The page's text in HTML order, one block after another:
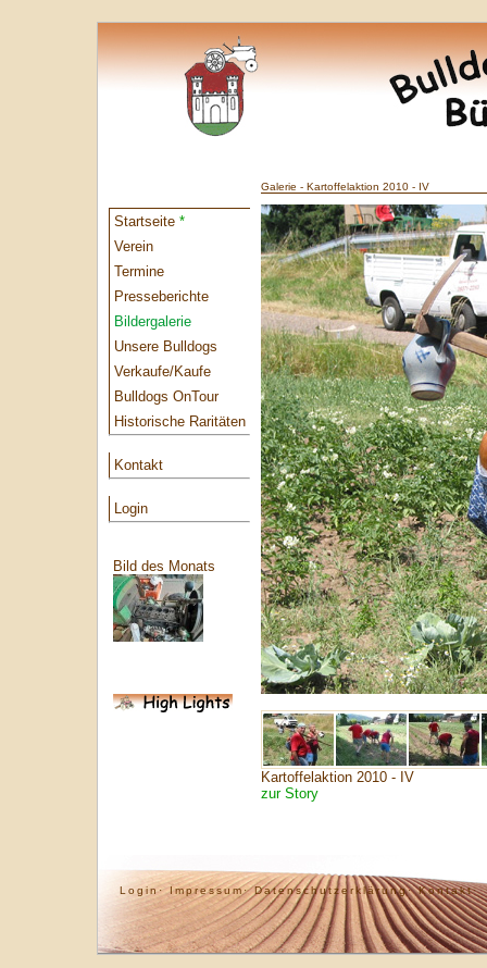
Startseite *
Verein
Termine
Presseberichte
Bildergalerie
Unsere Bulldogs
Verkaufe/Kaufe
Bulldogs OnTour
Historische Raritäten
Kontakt
Login
Bild des Monats
Galerie - Kartoffelaktion 2010 - IV
Kartoffelaktion 2010 - IV
zur Story
Login· Impressum· Datenschutzerklärung· Kontakt·